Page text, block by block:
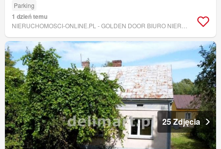
Parking
1 dzień temu
25 Zdjęcia